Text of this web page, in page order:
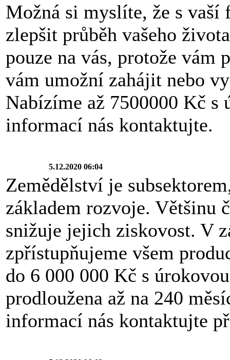
Možná si myslíte, že s vaší
zlepšit průběh vašeho
pouze na vás, protože vám
vám umožní zahájit nebo
Nabízíme až 7500000 Kč s
informací nás kontaktujte.
5.12.2020 06:04
Zemědělství je
základem rozvoje. Většinu
snižuje jejich ziskovost. V
zpřístupňujeme všem
do 6 000 000 Kč s
prodloužena až na 240
informací nás kontaktujte